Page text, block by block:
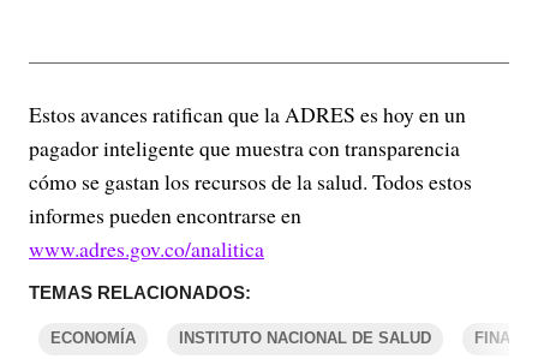
Estos avances ratifican que la ADRES es hoy en un
pagador inteligente que muestra con transparencia
cómo se gastan los recursos de la salud. Todos estos
informes pueden encontrarse en
www.adres.gov.co/analitica
TEMAS RELACIONADOS:
ECONOMÍA INSTITUTO NACIONAL DE SALUD